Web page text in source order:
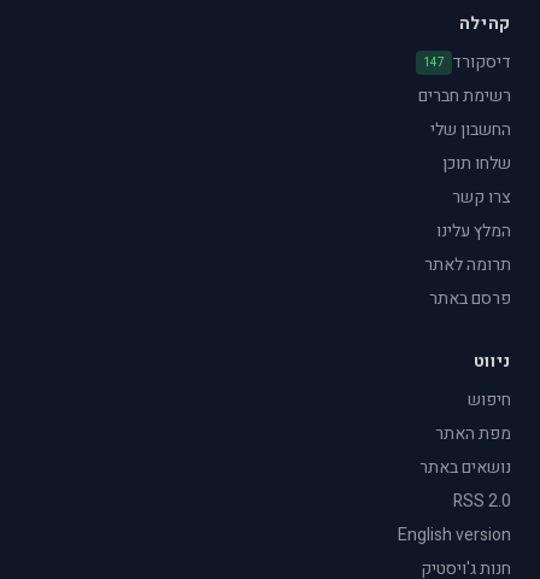
קהילה
דיסקורד 147
רשימת חברים
החשבון שלי
שלחו תוכן
צרו קשר
המלץ עלינו
תרומה לאתר
פרסם באתר
ניווט
חיפוש
מפת האתר
נושאים באתר
RSS 2.0
English version
חנות ג'ויסטיק